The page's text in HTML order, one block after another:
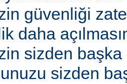
güvenliği
daha
sizden başka
sizden